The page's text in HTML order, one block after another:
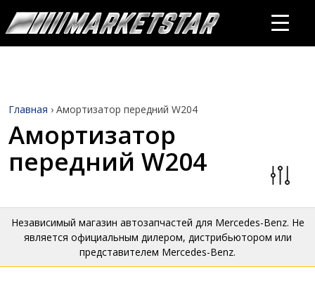
Главная › Амортизатор передний W204
Амортизатор
передний W204
Независимый магазин автозапчастей для Mercedes-Benz. Не
является официальным дилером, дистрибьютором или
представителем Mercedes-Benz.